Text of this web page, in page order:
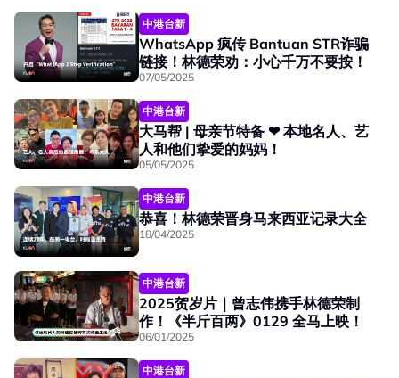
中港台新
WhatsApp 疯传 Bantuan STR诈骗
链接！林德荣劝：小心千万不要按！
07/05/2025
中港台新
大马帮 | 母亲节特备 ❤ 本地名人、艺
人和他们挚爱的妈妈！
05/05/2025
中港台新
恭喜！林德荣晋身马来西亚记录大全
18/04/2025
中港台新
2025贺岁片｜曾志伟携手林德荣制
作！《半斤百两》0129 全马上映！
06/01/2025
中港台新